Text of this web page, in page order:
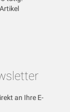
an Ihre E-